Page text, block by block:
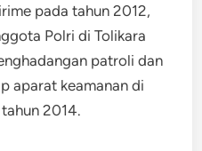
pada tahun 2012,
Polri di Tolikara
patroli dan
aparat keamanan di
2014.